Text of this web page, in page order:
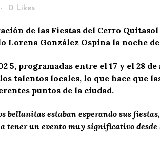
0 Likes
de las Fiestas del Cerro
González Ospina la noche
programadas entre el 17 y el 28
talentos locales, lo que hace que
puntos de la ciudad.
bellanitas estaban esperando sus
tener un evento muy significativo